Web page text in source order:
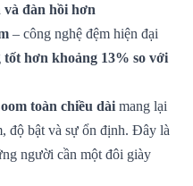
và đàn hồi hơn
– công nghệ đệm hiện đại
tốt hơn khoảng 13% so với
toàn chiều dài mang lại
độ bật và sự ổn định. Đây là
người cần một đôi giày